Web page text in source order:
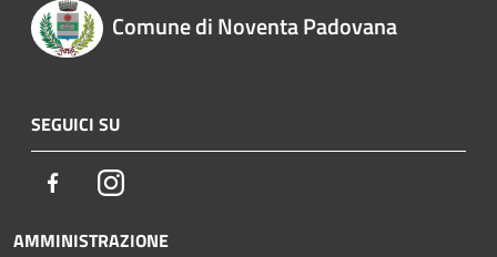
Comune di Noventa Padovana
SEGUICI SU
FacebookInstagram
AMMINISTRAZIONE